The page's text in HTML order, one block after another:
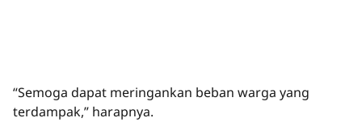
“Semoga dapat meringankan beban warga yang
terdampak,” harapnya.